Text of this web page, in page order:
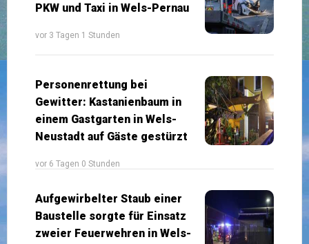
PKW und Taxi in Wels-Pernau
vor 3 Tagen 1 Stunden
Personenrettung bei
Gewitter: Kastanienbaum in
einem Gastgarten in Wels-
Neustadt auf Gäste gestürzt
vor 6 Tagen 0 Stunden
Aufgewirbelter Staub einer
Baustelle sorgte für Einsatz
zweier Feuerwehren in Wels-